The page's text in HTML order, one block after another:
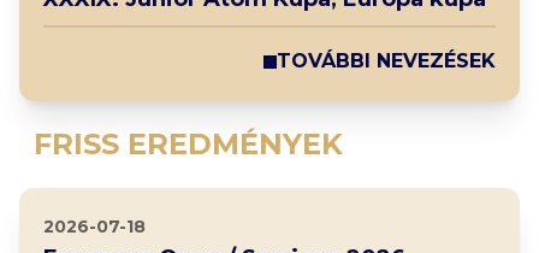
FRISS EREDMÉNYEK
TOVÁBBI NEVEZÉSEK
2026-07-18